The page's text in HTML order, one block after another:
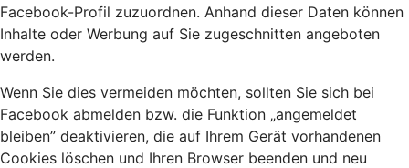
Facebook-Profil zuzuordnen. Anhand dieser Daten können
Inhalte oder Werbung auf Sie zugeschnitten angeboten
werden.
Wenn Sie dies vermeiden möchten, sollten Sie sich bei
Facebook abmelden bzw. die Funktion „angemeldet
bleiben” deaktivieren, die auf Ihrem Gerät vorhandenen
Cookies löschen und Ihren Browser beenden und neu